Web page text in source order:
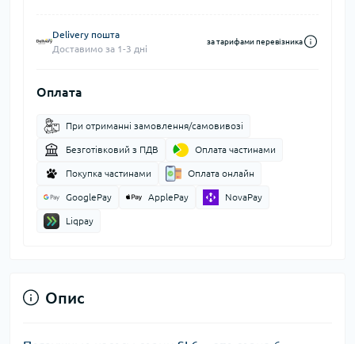
Delivery пошта
Доставимо за 1-3 дні
за тарифами перевізника
Оплата
При отриманні замовлення/самовивозі
Безготівковий з ПДВ Оплата частинами
Покупка частинами Оплата онлайн
GooglePay ApplePay NovaPay
Liqpay
Опис